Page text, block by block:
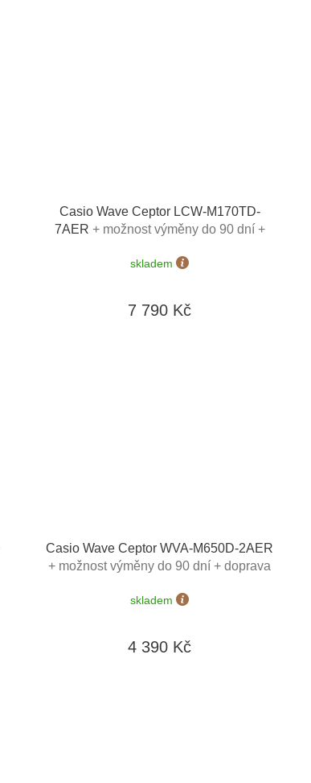
Casio Wave Ceptor LCW-M170TD-
7AER + možnost výměny do 90 dní +
skladem
7 790 Kč
Casio Wave Ceptor WVA-M650D-2AER
+ možnost výměny do 90 dní + doprava
skladem
4 390 Kč